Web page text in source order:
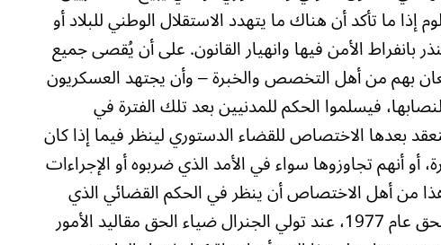
إذا ما تأكد أن هناك ما يتهدد الاستقلال الوطني للبلاد أو
بانفراط الأمن فيها وانهيار القانون. على أن يُقصى جميع
بهم من أهل التخصص والخبرة – وأن يجتهد العسكريون
فيسلموا الحكم للمدنيين بعد تلك الفترة في
بعدها الاختصاص للقضاء الدستوري لينظر فيما إذا كان
أو أنهم تجاوزوها سواء في الأمد الذي ضربوه أو الإجراءات
من أهل الاختصاص أن ينظر في الحكم القضائي الذي
أصدره رئيس القضاء الباكستاني س. أنور الحق عام 1977، عند تولي الجنرال ضياء الحق مقاليد الأمور